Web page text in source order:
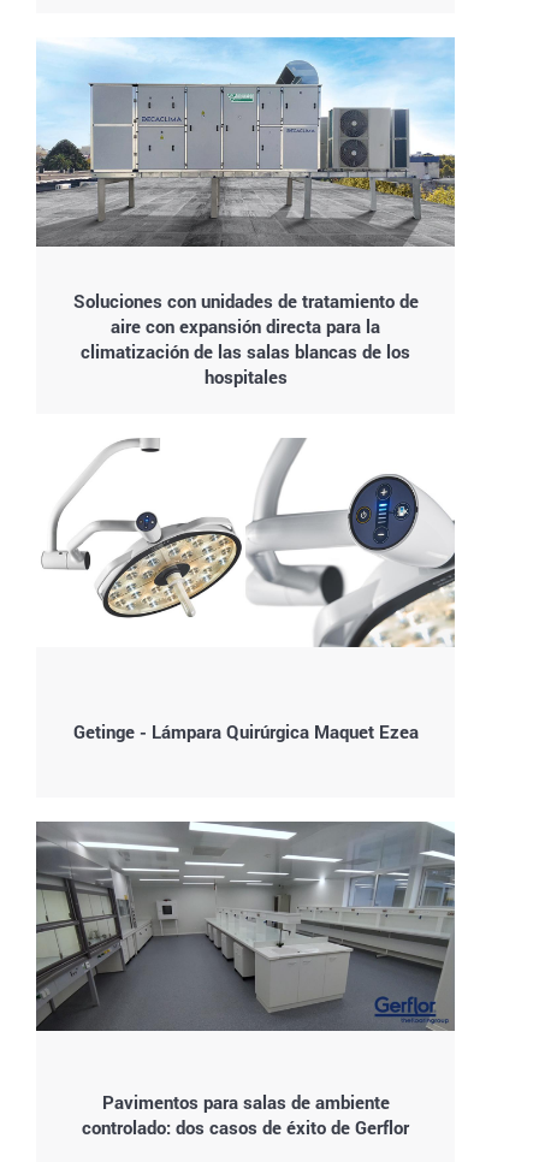
Soluciones con unidades de tratamiento de
aire con expansión directa para la
climatización de las salas blancas de los
hospitales
Getinge - Lámpara Quirúrgica Maquet Ezea
Pavimentos para salas de ambiente
controlado: dos casos de éxito de Gerflor